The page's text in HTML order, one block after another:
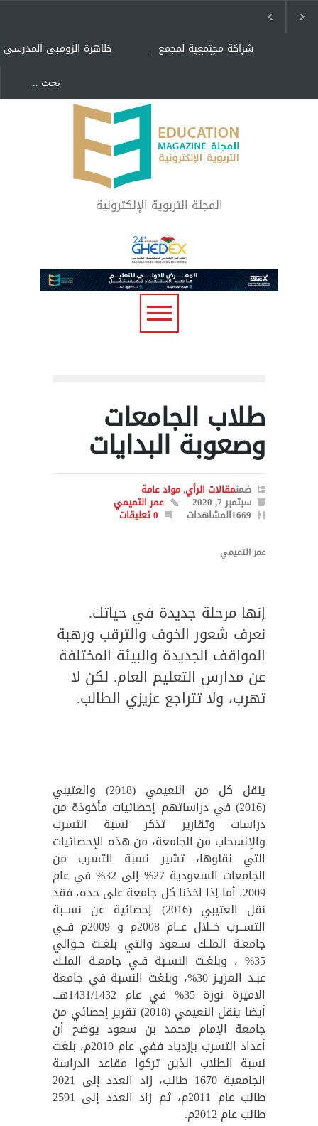
ظاهرة الزومبي المدرسي شراكة مجتمعية لمجمع
تعليمي بالطائف تستهدف
"كنت أنضرب ومافيني إلا
العافية" هل هذا مبرر
لاستمرار أسلوب التربية
المتوارث؟
لماذا تعد برامج توعية الأطفال
بخصوصية الجسد وقاية لا
فضول؟
المجلة التربوية الإلكترونية
طلاب الجامعات
وصعوبة البدايات
ضمنمقالات الرأي,مواد عامة
سبتمبر 7, 2020 عمر التميمي
1669المشاهدات 0 تعليقات
عمر التميمي
إنها مرحلة جديدة في حياتك.
نعرف شعور الخوف والترقب ورهبة
المواقف الجديدة والبيئة المختلفة
عن مدارس التعليم العام. لكن لا
تهرب، ولا تتراجع عزيزي الطالب.
ينقل كل من النعيمي (2018) والعتيبي
(2016) في دراساتهم إحصائيات مأخوذة من
دراسات وتقارير تذكر نسبة التسرب
والإنسحاب من الجامعة، من هذه الإحصائيات
التي نقلوها، تشير نسبة التسرب من
الجامعات السعودية 27% إلى 32% في عام
2009، أما إذا اخذنا كل جامعة على حده، فقد
نقل العتيبي (2016) إحصائية عن نســبة
التســرب خــلال عــام 2008م و 2009م فــي
جامعـة الملـك سـعود والتي بلغـت حـوالي
35% ، وبلغـت النسـبة فـي جامعـة الملـك
عبـد العزيـز 30%، وبلغت النسبة في جامعة
الاميرة نورة 35% في عام 1431/1432هــ.
أيضا ينقل النعيمي (2018) تقرير إحصائي من
جامعة الإمام محمد بن سعود يوضح أن
أعداد التسرب بإزدياد ففي عام 2010م، بلغت
نسبة الطلاب الذين تركوا مقاعد الدراسة
الجامعية 1670 طالب، زاد العدد إلى 2021
طالب عام 2011م، ثم زاد العدد إلى 2591
طالب عام 2012م.